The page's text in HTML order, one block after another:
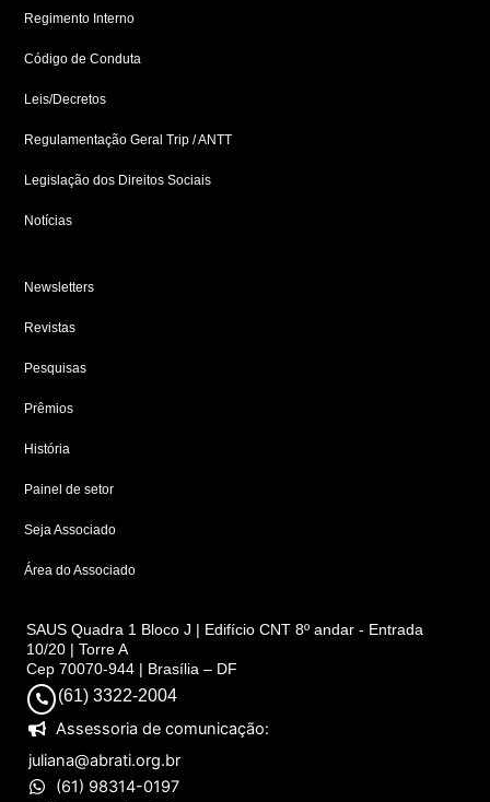
f
Regimento Interno
Código de Conduta
Leis/Decretos
Regulamentação Geral Trip / ANTT
Legislação dos Direitos Sociais
Notícias
Newsletters
Revistas
Pesquisas
Prêmios
História
Painel de setor
Seja Associado
Área do Associado
SAUS Quadra 1 Bloco J | Edifício CNT 8º andar - Entrada
10/20 | Torre A
Cep 70070-944 | Brasília – DF
(61) 3322-2004
Assessoria de comunicação:
juliana@abrati.org.br
(61) 98314-0197